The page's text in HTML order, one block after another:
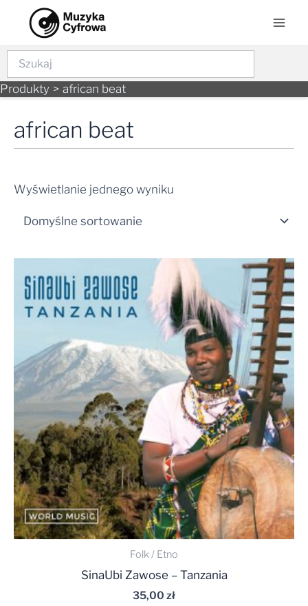
content
Szukaj
Produkty african beat
african beat
Wyświetlanie jednego wyniku
Folk / Etno
SinaUbi Zawose – Tanzania
35,00 zł